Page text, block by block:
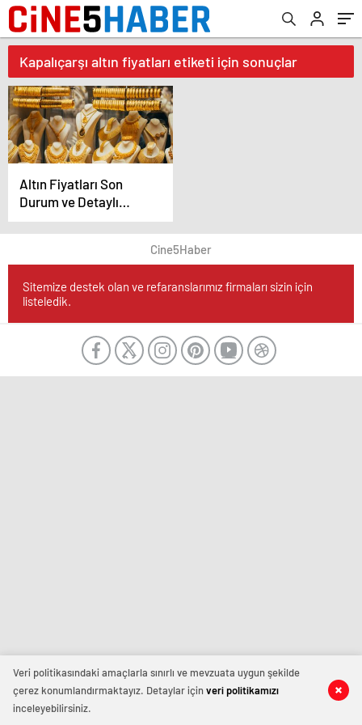
Kapalıçarşı altın fiyatları etiketi için sonuçlar
Altın Fiyatları Son
Durum ve Detaylı
Analiz
Cine5Haber
Sitemize destek olan ve refaranslarımız firmaları sizin için
listeledik.
Veri politikasındaki amaçlarla sınırlı ve mevzuata uygun şekilde
çerez konumlandırmaktayız. Detaylar içinveri politikamızı
inceleyebilirsiniz.